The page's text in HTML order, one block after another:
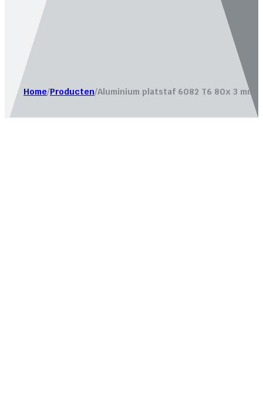
Website laten maken door Bureau Magneet – Online
Home/Producten/Aluminium platstaf 6082 T6 80x 3 mm.